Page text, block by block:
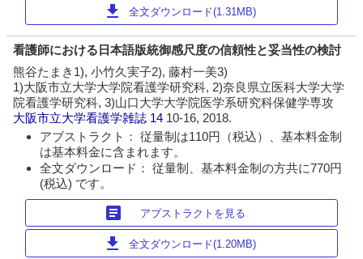
download 全文ダウンロード(1.31MB)
看護師における日本語版統御感尺度の信頼性と妥当性の検討
熊谷たまき1), 小竹久実子2), 藤村一美3)
1)大阪市立大学大学院看護学研究科, 2)奈良県立医科大学大学
院看護学研究科, 3)山口大学大学院医学系研究科保健学専攻
大阪市立大学看護学雑誌 14 10-16, 2018.
アブストラクト： 従量制は110円（税込）、基本料金制
は基本料金に含まれます。
全文ダウンロード： 従量制、基本料金制の方共に770円
(税込) です。
article アブストラクトを見る
download 全文ダウンロード(1.20MB)